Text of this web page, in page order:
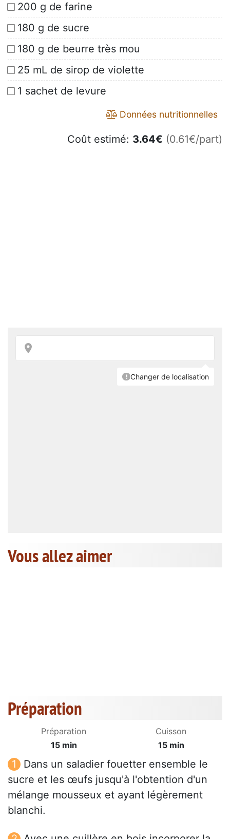
200 g de farine
180 g de sucre
180 g de beurre très mou
25 mL de sirop de violette
1 sachet de levure
Données nutritionnelles
Coût estimé: 3.64€ (0.61€/part)
Vous allez aimer
Préparation
Préparation
15 min
Cuisson
15 min
Dans un saladier fouetter ensemble le
sucre et les œufs jusqu'à l'obtention d'un
mélange mousseux et ayant légèrement
blanchi.